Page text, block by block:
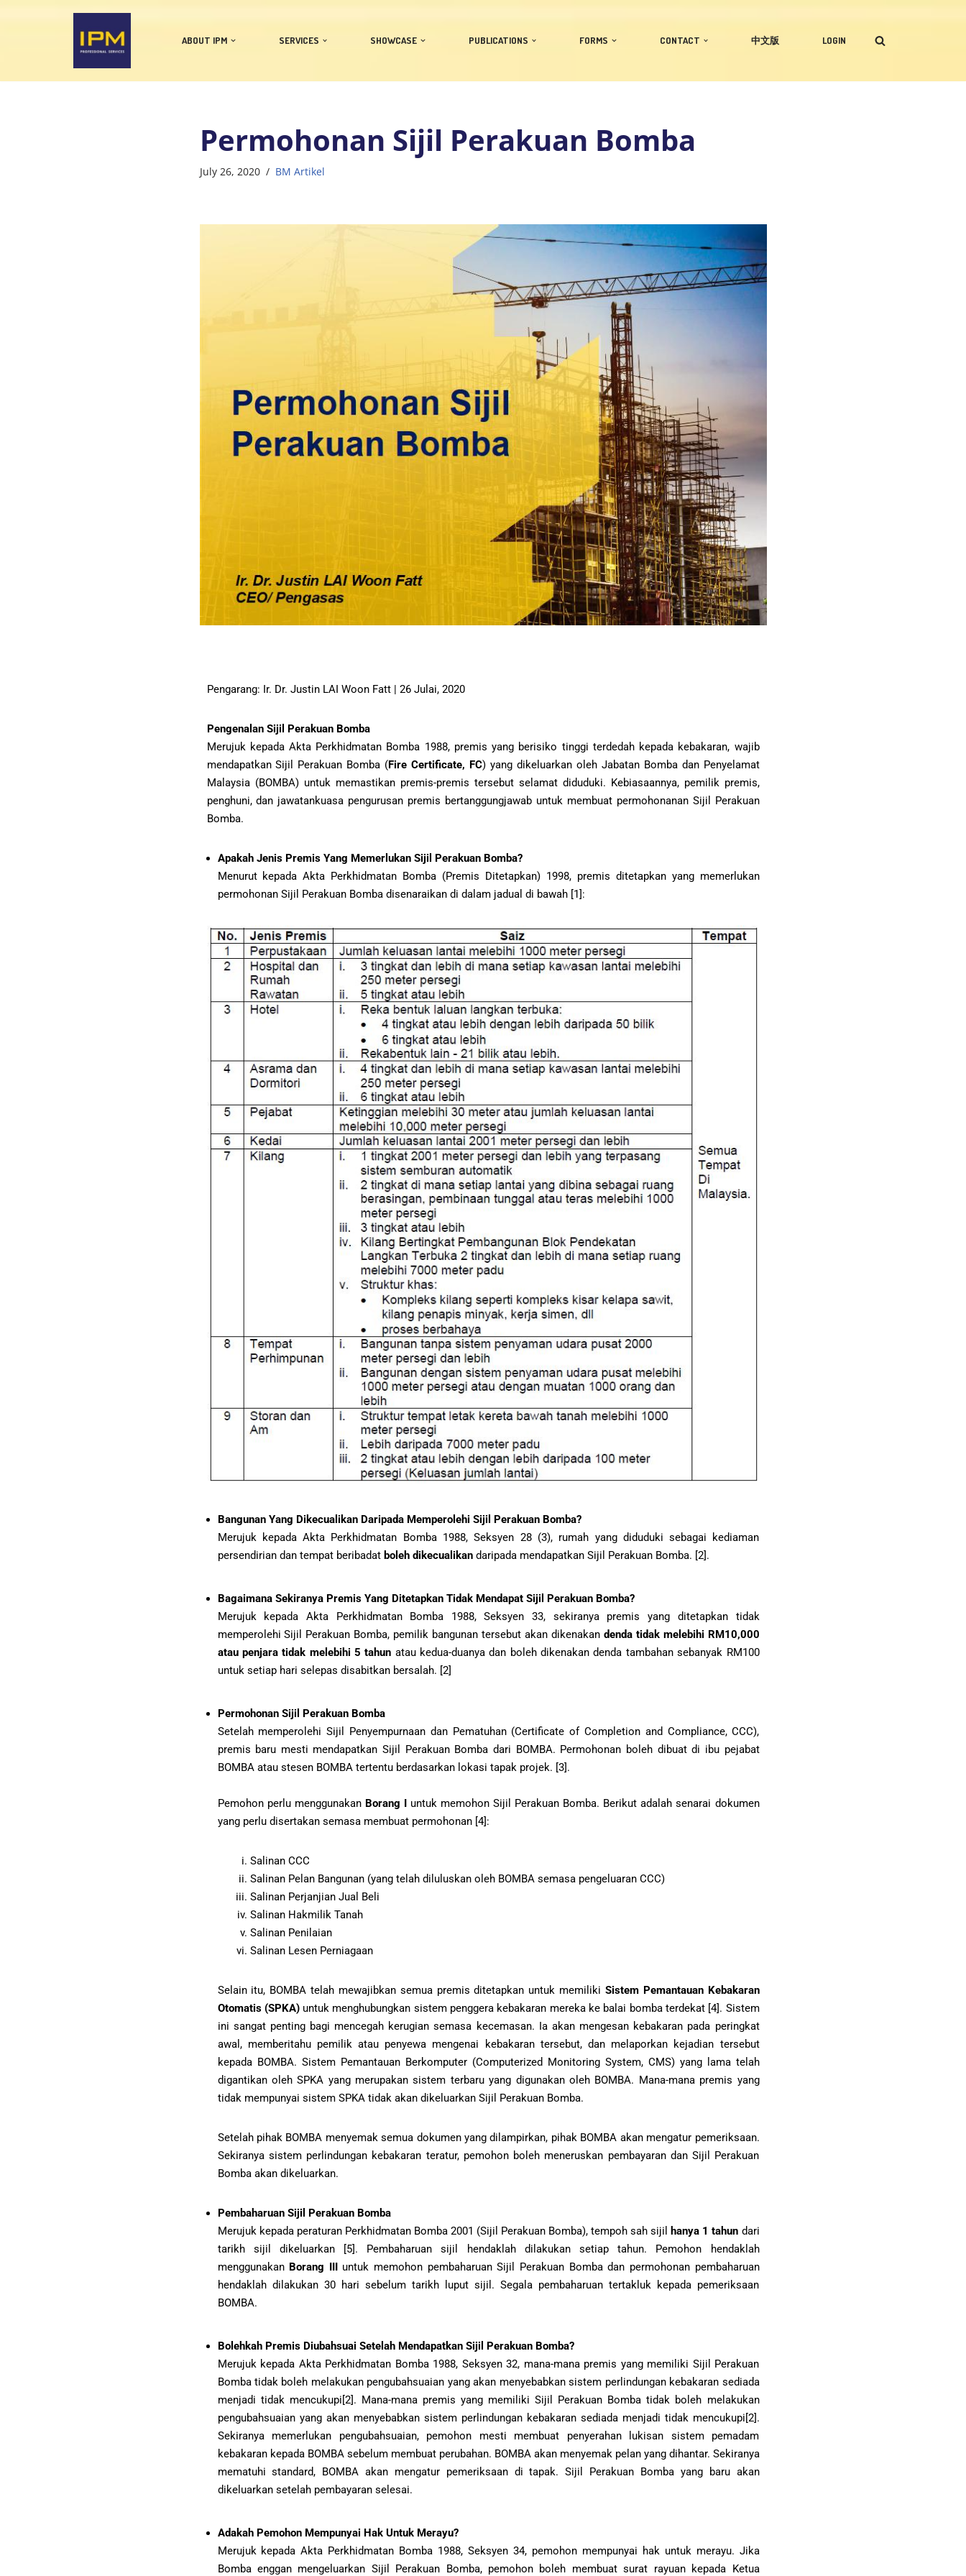
ABOUT IPM SERVICES SHOWCASE PUBLICATIONS FORMS CONTACT 中文版 LOGIN
Permohonan Sijil Perakuan Bomba
July 26, 2020 BM Artikel
Pengarang: Ir. Dr. Justin LAI Woon Fatt | 26 Julai, 2020
Pengenalan Sijil Perakuan Bomba
Merujuk kepada Akta Perkhidmatan Bomba 1988, premis yang berisiko tinggi terdedah kepada kebakaran, wajib
mendapatkan Sijil Perakuan Bomba (Fire Certificate, FC) yang dikeluarkan oleh Jabatan Bomba dan Penyelamat
Malaysia (BOMBA) untuk memastikan premis-premis tersebut selamat diduduki. Kebiasaannya, pemilik premis,
penghuni, dan jawatankuasa pengurusan premis bertanggungjawab untuk membuat permohonanan Sijil Perakuan
Bomba.
Apakah Jenis Premis Yang Memerlukan Sijil Perakuan Bomba?
Menurut kepada Akta Perkhidmatan Bomba (Premis Ditetapkan) 1998, premis ditetapkan yang memerlukan
permohonan Sijil Perakuan Bomba disenaraikan di dalam jadual di bawah [1]:
Bangunan Yang Dikecualikan Daripada Memperolehi Sijil Perakuan Bomba?
Merujuk kepada Akta Perkhidmatan Bomba 1988, Seksyen 28 (3), rumah yang diduduki sebagai kediaman
persendirian dan tempat beribadat boleh dikecualikandaripada mendapatkan Sijil Perakuan Bomba. [2].
Bagaimana Sekiranya Premis Yang Ditetapkan Tidak Mendapat Sijil Perakuan Bomba?
Merujuk kepada Akta Perkhidmatan Bomba 1988, Seksyen 33, sekiranya premis yang ditetapkan tidak
memperolehi Sijil Perakuan Bomba, pemilik bangunan tersebut akan dikenakan denda tidak melebihi RM10,000
atau penjara tidak melebihi 5 tahun atau kedua-duanya dan boleh dikenakan denda tambahan sebanyak RM100
untuk setiap hari selepas disabitkan bersalah. [2]
Permohonan Sijil Perakuan Bomba
Setelah memperolehi Sijil Penyempurnaan dan Pematuhan (Certificate of Completion and Compliance, CCC),
premis baru mesti mendapatkan Sijil Perakuan Bomba dari BOMBA. Permohonan boleh dibuat di ibu pejabat
BOMBA atau stesen BOMBA tertentu berdasarkan lokasi tapak projek. [3].
Pemohon perlu menggunakan Borang Iuntuk memohon Sijil Perakuan Bomba. Berikut adalah senarai dokumen
yang perlu disertakan semasa membuat permohonan [4]:
Salinan CCC
Salinan Pelan Bangunan (yang telah diluluskan oleh BOMBA semasa pengeluaran CCC)
Salinan Perjanjian Jual Beli
Salinan Hakmilik Tanah
Salinan Penilaian
Salinan Lesen Perniagaan
Selain itu, BOMBA telah mewajibkan semua premis ditetapkan untuk memiliki Sistem Pemantauan Kebakaran
Otomatis (SPKA)untuk menghubungkan sistem penggera kebakaran mereka ke balai bomba terdekat [4]. Sistem
ini sangat penting bagi mencegah kerugian semasa kecemasan. Ia akan mengesan kebakaran pada peringkat
awal, memberitahu pemilik atau penyewa mengenai kebakaran tersebut, dan melaporkan kejadian tersebut
kepada BOMBA. Sistem Pemantauan Berkomputer (Computerized Monitoring System, CMS) yang lama telah
digantikan oleh SPKA yang merupakan sistem terbaru yang digunakan oleh BOMBA. Mana-mana premis yang
tidak mempunyai sistem SPKA tidak akan dikeluarkan Sijil Perakuan Bomba.
Setelah pihak BOMBA menyemak semua dokumen yang dilampirkan, pihak BOMBA akan mengatur pemeriksaan.
Sekiranya sistem perlindungan kebakaran teratur, pemohon boleh meneruskan pembayaran dan Sijil Perakuan
Bomba akan dikeluarkan.
Pembaharuan Sijil Perakuan Bomba
Merujuk kepada peraturan Perkhidmatan Bomba 2001 (Sijil Perakuan Bomba), tempoh sah sijil hanya 1 tahun dari
tarikh sijil dikeluarkan [5]. Pembaharuan sijil hendaklah dilakukan setiap tahun. Pemohon hendaklah
menggunakan Borang IIIuntuk memohon pembaharuan Sijil Perakuan Bomba dan permohonan pembaharuan
hendaklah dilakukan 30 hari sebelum tarikh luput sijil. Segala pembaharuan tertakluk kepada pemeriksaan
BOMBA.
Bolehkah Premis Diubahsuai Setelah Mendapatkan Sijil Perakuan Bomba?
Merujuk kepada Akta Perkhidmatan Bomba 1988, Seksyen 32, mana-mana premis yang memiliki Sijil Perakuan
Bomba tidak boleh melakukan pengubahsuaian yang akan menyebabkan sistem perlindungan kebakaran sediada
menjadi tidak mencukupi[2]. Mana-mana premis yang memiliki Sijil Perakuan Bomba tidak boleh melakukan
pengubahsuaian yang akan menyebabkan sistem perlindungan kebakaran sediada menjadi tidak mencukupi[2].
Sekiranya memerlukan pengubahsuaian, pemohon mesti membuat penyerahan lukisan sistem pemadam
kebakaran kepada BOMBA sebelum membuat perubahan. BOMBA akan menyemak pelan yang dihantar. Sekiranya
mematuhi standard, BOMBA akan mengatur pemeriksaan di tapak. Sijil Perakuan Bomba yang baru akan
dikeluarkan setelah pembayaran selesai.
Adakah Pemohon Mempunyai Hak Untuk Merayu?
Merujuk kepada Akta Perkhidmatan Bomba 1988, Seksyen 34, pemohon mempunyai hak untuk merayu. Jika
Bomba enggan mengeluarkan Sijil Perakuan Bomba, pemohon boleh membuat surat rayuan kepada Ketua